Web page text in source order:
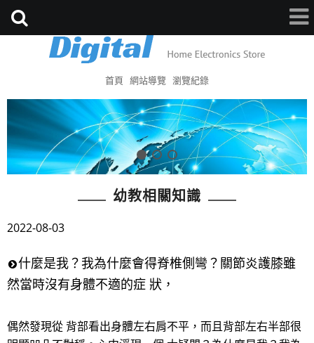
首頁 網站導覽 瀏覽紀錄
幼教相關知識
2022-08-03
什麼是我？我為什麼會得脊椎側彎？關節炎護膝雖
然當時沒有身體不適的症 狀，
偶然發現從 背部看出身體左右肩不平，而且背部左右半部很